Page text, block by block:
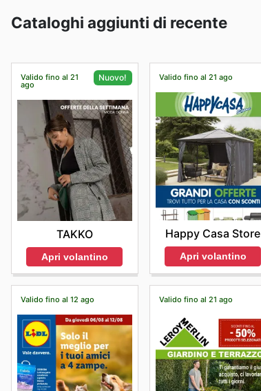
Cataloghi aggiunti di recente
Valido fino al 21
ago
Nuovo!
TAKKO
Apri volantino
Valido fino al 21 ago
Happy Casa Store
Apri volantino
Valido fino al 12 ago Valido fino al 21 ago